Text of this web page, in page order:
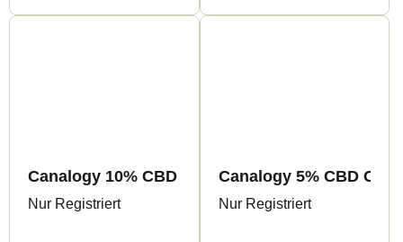
Canalogy 10% CBD OIL
Nur Registriert
Canalogy 5% CBD OIL
Nur Registriert